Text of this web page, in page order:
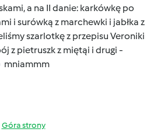
a na II danie: karkówkę po
i surówką z marchewki i jabłka z
szarlotkę z przepisu Veroniki
z pietruszk z miętąi i drugi -
mniammm
Góra strony